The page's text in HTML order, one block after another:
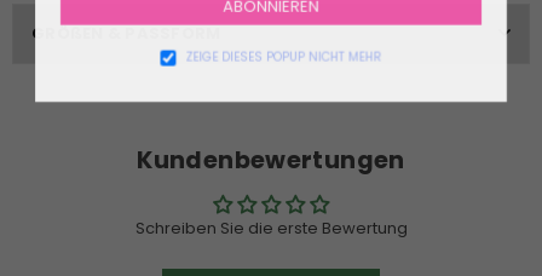
ABONNIEREN
ZEIGE DIESES POPUP NICHT MEHR
GRÖßEN & PASSFORM
Kundenbewertungen
Schreiben Sie die erste Bewertung